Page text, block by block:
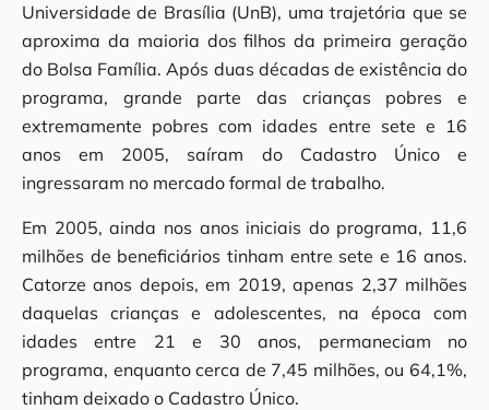
Universidade de Brasília (UnB), uma trajetória que se
aproxima da maioria dos filhos da primeira geração
do Bolsa Família. Após duas décadas de existência do
programa, grande parte das crianças pobres e
extremamente pobres com idades entre sete e 16
anos em 2005, saíram do Cadastro Único e
ingressaram no mercado formal de trabalho.
Em 2005, ainda nos anos iniciais do programa, 11,6
milhões de beneficiários tinham entre sete e 16 anos.
Catorze anos depois, em 2019, apenas 2,37 milhões
daquelas crianças e adolescentes, na época com
idades entre 21 e 30 anos, permaneciam no
programa, enquanto cerca de 7,45 milhões, ou 64,1%,
tinham deixado o Cadastro Único.